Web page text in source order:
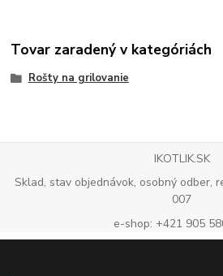
Tovar zaradený v kategóriách
Rošty na grilovanie
IKOTLIK.SK
Sklad, stav objednávok, osobný odber,
007
e-shop: +421 905